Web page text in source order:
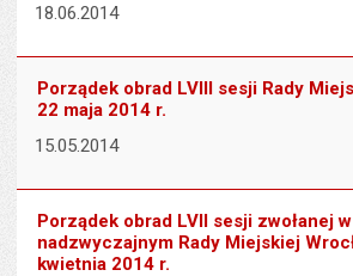
18.06.2014
Porządek obrad LVIII sesji Rady
22 maja 2014 r.
15.05.2014
Porządek obrad LVII sesji zwołanej
nadzwyczajnym Rady Miejskiej
kwietnia 2014 r.